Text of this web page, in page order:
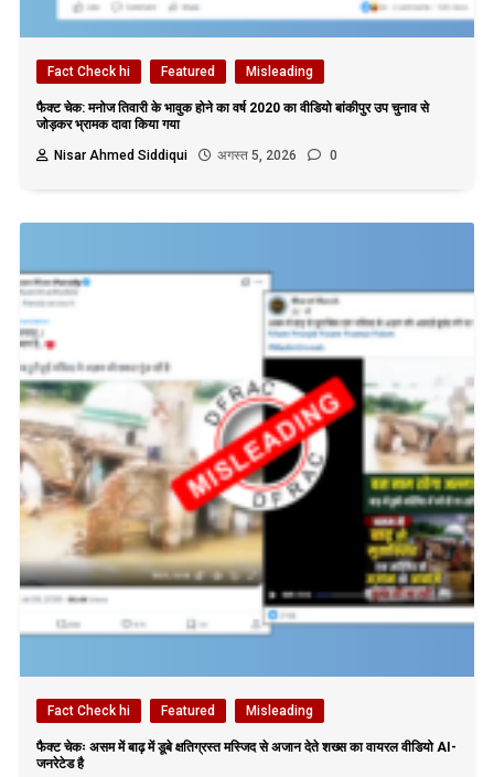
Fact Check hi Featured Misleading
फैक्ट चेक: मनोज तिवारी के भावुक होने का वर्ष 2020 का वीडियो बांकीपुर उप चुनाव से
जोड़कर भ्रामक दावा किया गया
Nisar Ahmed Siddiqui
अगस्त 5, 2026 0
Fact Check hi Featured Misleading
फैक्ट चेकः असम में बाढ़ में डूबे क्षतिग्रस्त मस्जिद से अजान देते शख्स का वायरल वीडियो AI-
जनरेटेड है